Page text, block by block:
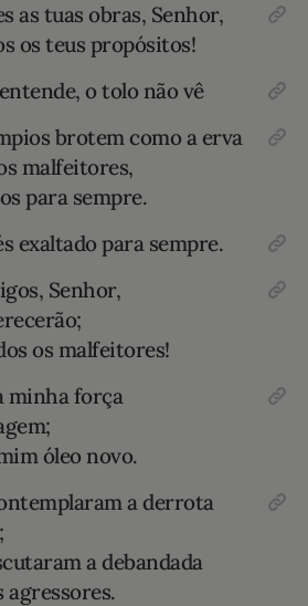
IA
as tuas obras, Senhor,
os teus propósitos!
o tolo não vê
brotem como a erva
malfeitores,
para sempre.
exaltado para sempre.
Senhor,
os malfeitores!
minha força
óleo novo.
a derrota
a debandada
agressores.